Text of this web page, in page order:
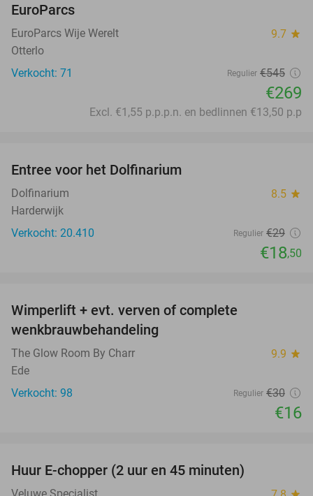
EuroParcs
EuroParcs Wije Werelt 9.7 star
Otterlo
Verkocht: 71
Regulier €545
€269
Excl. €1,55 p.p.p.n. en bedlinnen €13,50 p.p
Entree voor het Dolfinarium
Dolfinarium 8.5 star
Harderwijk
Verkocht: 20.410
Regulier €29
€18,50
Wimperlift + evt. verven of complete
wenkbrauwbehandeling
The Glow Room By Charr 9.9 star
Ede
Verkocht: 98
Regulier €30
€16
Huur E-chopper (2 uur en 45 minuten)